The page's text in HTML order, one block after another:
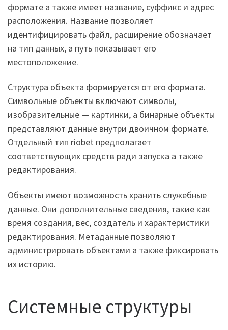
формате а также имеет название, суффикс и адрес
расположения. Название позволяет
идентифицировать файл, расширение обозначает
на тип данных, а путь показывает его
местоположение.
Структура объекта формируется от его формата.
Символьные объекты включают символы,
изобразительные — картинки, а бинарные объекты
представляют данные внутри двоичном формате.
Отдельный тип riobet предполагает
соответствующих средств ради запуска а также
редактирования.
Объекты имеют возможность хранить служебные
данные. Они дополнительные сведения, такие как
время создания, вес, создатель и характеристики
редактирования. Метаданные позволяют
администрировать объектами а также фиксировать
их историю.
Системные структуры